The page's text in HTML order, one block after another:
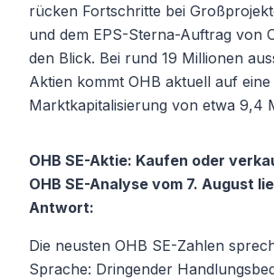
rücken Fortschritte bei
und dem EPS-Sterna-Auftrag von
den Blick. Bei rund 19 Millionen
Aktien kommt OHB aktuell auf eine
Marktkapitalisierung von etwa 9,4
OHB SE-Aktie: Kaufen oder
OHB SE-Analyse vom 7. August
Antwort:
Die neusten OHB SE-Zahlen
Sprache: Dringender